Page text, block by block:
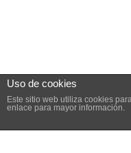
Uso de cookies
Este sitio web utiliza cookies
enlace para mayor información.